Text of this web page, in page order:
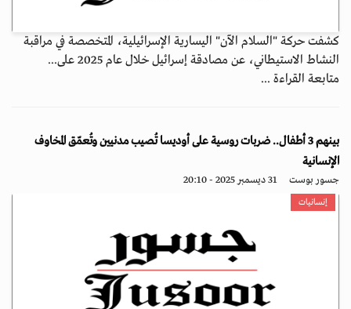
كشفت حركة "السلام الآن" اليسارية الإسرائيلية، المتخصصة في مراقبة
النشاط الاستيطاني، عن مصادقة إسرائيل خلال عام 2025 على...
متابعة القراءة ...
بينهم 3 أطفال.. ضربات روسية على أوديسا تُصيب مدنيين وتُعمّق المخاوف
الإنسانية
جسور بوست 31 ديسمبر 2025 - 20:10
إنسانيات